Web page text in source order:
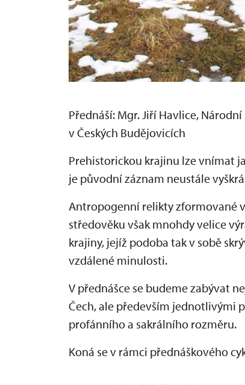
Přednáší: Mgr. Jiří Havlice,
v Českých Budějovicích
Prehistorickou krajinu lze vnímat
je původní záznam neustále
Antropogenní relikty zformované
středověku však mnohdy velice
krajiny, jejíž podoba tak v sobě
vzdálené minulosti.
V přednášce se budeme zabývat
Čech, ale především jednotlivými
profánního a sakrálního rozměru.
Koná se v rámci přednáškového